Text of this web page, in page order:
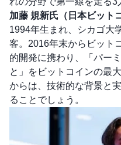
加藤 規新氏（日本ビット
1994年生まれ、シカゴ大
客。2016年末からビット
的開発に携わり、「パー
と」をビットコインの最
からは、技術的な背景と
ることでしょう。